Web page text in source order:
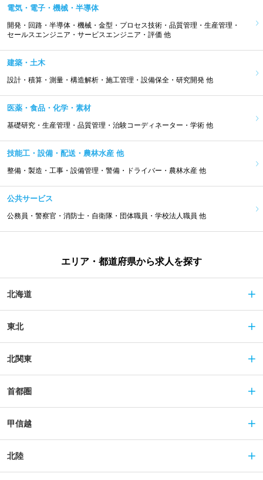
電気・電子・機械・半導体
開発・回路・半導体・機械・金型・プロセス技術・品質管理・生産管理・
セールスエンジニア・サービスエンジニア・評価 他
建築・土木
設計・積算・測量・構造解析・施工管理・設備保全・研究開発 他
医薬・食品・化学・素材
基礎研究・生産管理・品質管理・治験コーディネーター・学術 他
技能工・設備・配送・農林水産 他
整備・製造・工事・設備管理・警備・ドライバー・農林水産 他
公共サービス
公務員・警察官・消防士・自衛隊・団体職員・学校法人職員 他
エリア・都道府県から求人を探す
北海道
東北
北関東
首都圏
甲信越
北陸